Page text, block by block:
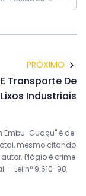
PRÓXIMO
Transporte De
Lixos Industriais
Embu-Guaçu" é de
mesmo citando
Plágio é crime
– Lei n° 9.610-98